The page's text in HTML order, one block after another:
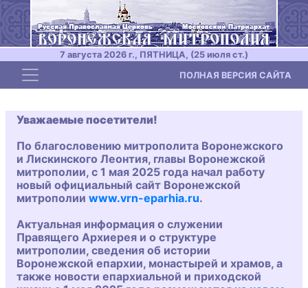
7 августа 2026 г., ПЯТНИЦА, (25 июля ст.)
Toggle navigation ПОЛНАЯ ВЕРСИЯ САЙТА
Уважаемые посетители!
По благословению митрополита Воронежского
и Лискинского Леонтия, главы Воронежской
митрополии, с 1 мая 2025 года начал работу
новый официальный сайт Воронежской
митрополии www.vrn-eparhia.ru.
Актуальная информация о служении
Правящего Архиерея и о структуре
митрополии, сведения об истории
Воронежской епархии, монастырей и храмов, а
также новости епархиальной и приходской